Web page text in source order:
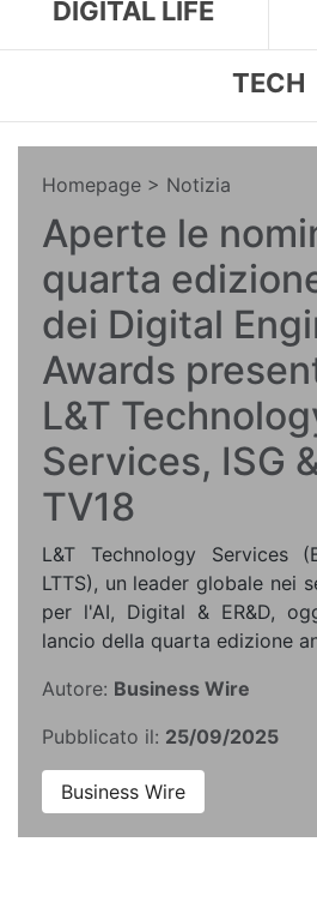
DIGITAL LIFE
TECH
Homepage > Notizia
Aperte le
quarta
dei Digital
Awards
L&T
Services, ISG
TV18
L&T Technology Services
LTTS), un leader globale nei
per l'AI, Digital & ER&D,
lancio della quarta edizione
Autore: Business Wire
Pubblicato il: 25/09/2025
Business Wire